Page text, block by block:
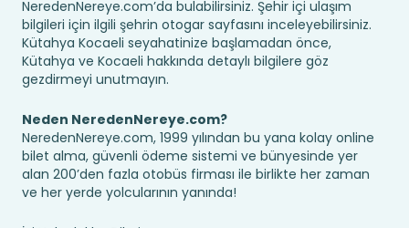
NeredenNereye.com’da bulabilirsiniz. Şehir içi ulaşım
bilgileri için ilgili şehrin otogar sayfasını inceleyebilirsiniz.
Kütahya Kocaeli seyahatinize başlamadan önce,
Kütahya ve Kocaeli hakkında detaylı bilgilere göz
gezdirmeyi unutmayın.
Neden NeredenNereye.com?
NeredenNereye.com, 1999 yılından bu yana kolay online
bilet alma, güvenli ödeme sistemi ve bünyesinde yer
alan 200’den fazla otobüs firması ile birlikte her zaman
ve her yerde yolcularının yanında!